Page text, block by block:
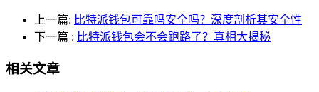
上一篇: 比特派钱包可靠吗安全吗？深度剖析其安全性
下一篇 : 比特派钱包会不会跑路了？真相大揭秘
相关文章